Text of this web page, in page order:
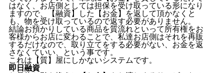
はなく、お店側としては担保を受け取っている形になり
ますので、【融資】した【お金】を返して頂かなくと
も、物を受け取っているので返す必要がありません。
結論お預かりしている商品を質流れといって所有権をお
客様からお店に変わることで、私達お店側はそれを再販
するだけなので、取り立てをする必要がない、お金を返
さなくていい、という事です。
これは【質】屋にしかないシステムです。
即日融資